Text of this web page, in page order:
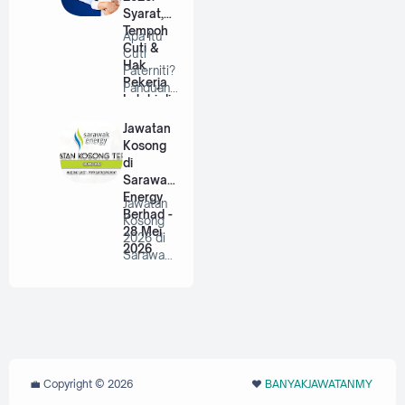
Syarat,
Tempoh
Cuti &
Hak
Pekerja
Lelaki di
Apa Itu
Cuti
Paterniti?
Panduan
Untuk
Bap…
Jawatan
Kosong
di
Sarawak
Energy
Berhad -
28 Mei
2026
Jawatan
Kosong
2026 di
Sarawak
💼 Copyright © 2026 ❤️‬ BANYAKJAWATANMY